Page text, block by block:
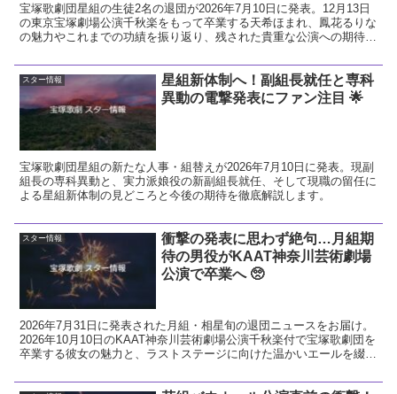
宝塚歌劇団星組の生徒2名の退団が2026年7月10日に発表。12月13日
の東京宝塚劇場公演千秋楽をもって卒業する天希ほまれ、鳳花るりな
の魅力やこれまでの功績を振り返り、残された貴重な公演への期待と
スター情報
星組新体制へ！副組長就任と専科
異動の電撃発表にファン注目 🌟
宝塚歌劇団星組の新たな人事・組替えが2026年7月10日に発表。現副
組長の専科異動と、実力派娘役の新副組長就任、そして現職の留任に
よる星組新体制の見どころと今後の期待を徹底解説します。
スター情報
衝撃の発表に思わず絶句…月組期
待の男役がKAAT神奈川芸術劇場
公演で卒業へ 🥺
2026年7月31日に発表された月組・相星旬の退団ニュースをお届け。
2026年10月10日のKAAT神奈川芸術劇場公演千秋楽付で宝塚歌劇団を
卒業する彼女の魅力と、ラストステージに向けた温かいエールを綴り